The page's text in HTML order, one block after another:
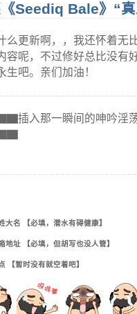
Seediq Bale》“
么更新啊，，我还怀着无
容呢，不过修好总比没有
生吧。亲们加油！
入那一瞬间的呻吟淫荡
大名 【必填，潜水有碍健康】
地址 【必填，但胡写也没人管】
【暂时没有就空着吧】